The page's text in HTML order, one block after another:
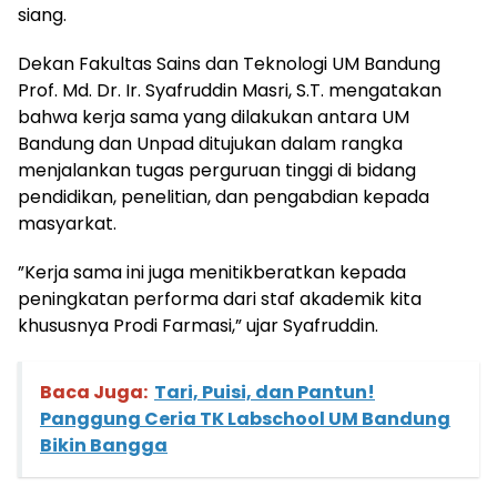
siang.
Dekan Fakultas Sains dan Teknologi UM Bandung
Prof. Md. Dr. Ir. Syafruddin Masri, S.T. mengatakan
bahwa kerja sama yang dilakukan antara UM
Bandung dan Unpad ditujukan dalam rangka
menjalankan tugas perguruan tinggi di bidang
pendidikan, penelitian, dan pengabdian kepada
masyarkat.
”Kerja sama ini juga menitikberatkan kepada
peningkatan performa dari staf akademik kita
khususnya Prodi Farmasi,” ujar Syafruddin.
Baca Juga: Tari, Puisi, dan Pantun!
Panggung Ceria TK Labschool UM Bandung
Bikin Bangga